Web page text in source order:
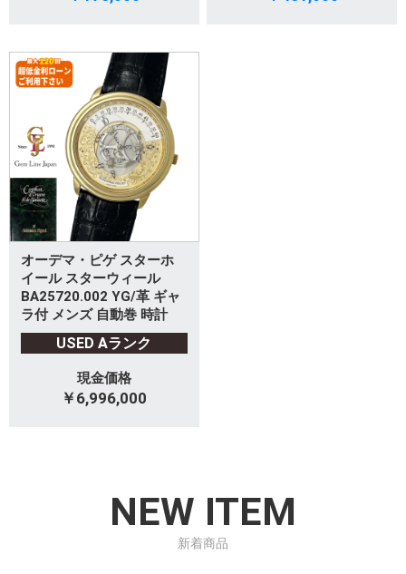
オーデマ・ピゲ スターホ
イール スターウィール
BA25720.002 YG/革 ギャ
ラ付 メンズ 自動巻 時計
USED Aランク
現金価格
￥6,996,000
NEW ITEM
新着商品